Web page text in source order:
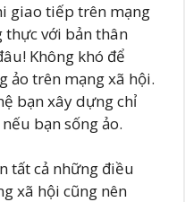
giao tiếp trên mạng
với bản thân
Không khó để
ảo trên mạng xã hội.
bạn xây dựng chỉ
bạn sống ảo.
tất cả những điều
xã hội cũng nên